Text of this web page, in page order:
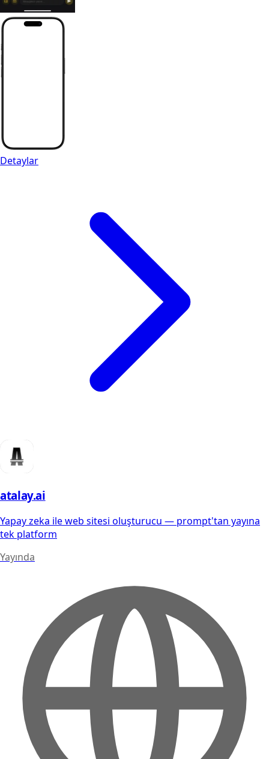
Detaylar
atalay.ai
Yapay zeka ile web sitesi oluşturucu — prompt'tan yayına
tek platform
Yayında